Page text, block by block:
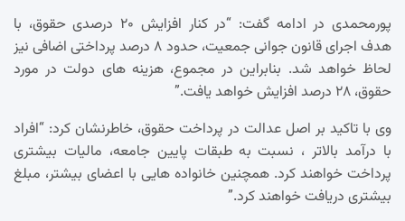
پورمحمدی در ادامه گفت: “در کنار افزایش ۲۰ درصدی حقوق، با
هدف اجرای قانون جوانی جمعیت، حدود ۸ درصد پرداختی اضافی نیز
لحاظ خواهد شد. بنابراین در مجموع، هزینه های دولت در مورد
حقوق، ۲۸ درصد افزایش خواهد یافت.”
وی با تاکید بر اصل عدالت در پرداخت حقوق، خاطرنشان کرد: “افراد
با درآمد بالاتر ، نسبت به طبقات پایین جامعه، مالیات بیشتری
پرداخت خواهند کرد. همچنین خانواده هایی با اعضای بیشتر، مبلغ
بیشتری دریافت خواهند کرد.”